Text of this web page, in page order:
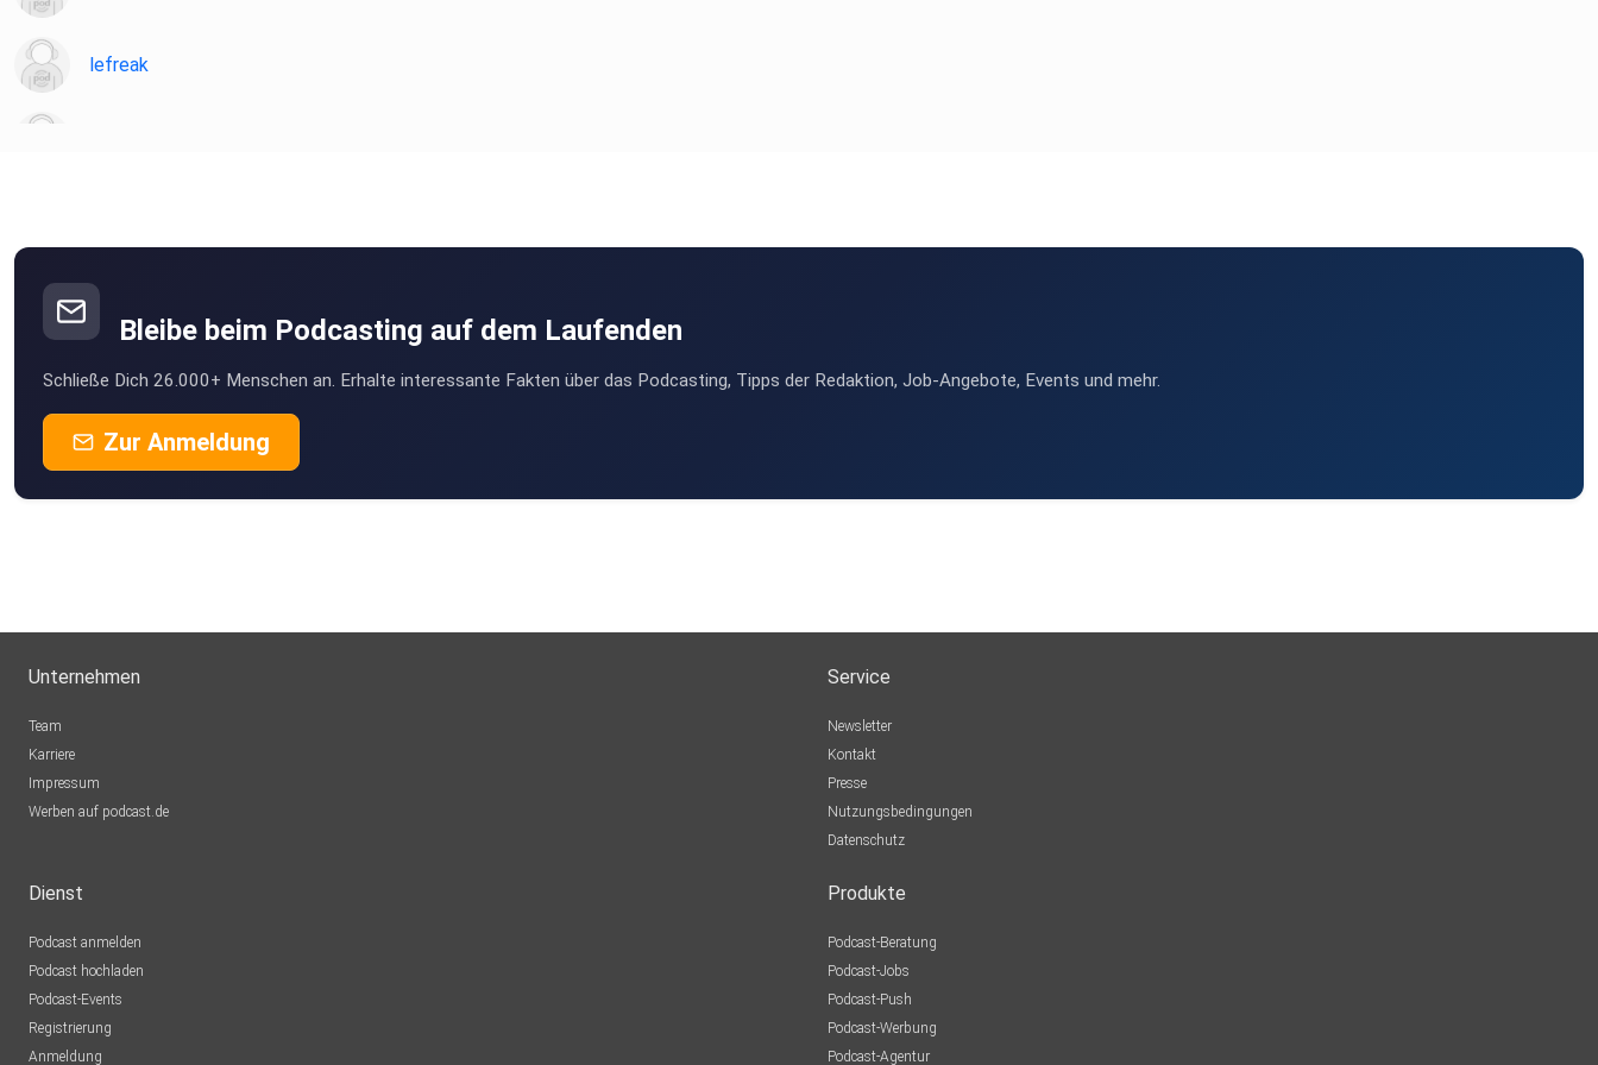
lefreak
be2ekbox
Berlin
StefanieBG
Buddel003
Winterthur
Lausch776
Mecht
Sinzig
mirkolindner
Bleibe beim Podcasting auf dem Laufenden
Schließe Dich 26.000+ Menschen an. Erhalte interessante Fakten über das Podcasting, Tipps der Redaktion, Job-Angebote, Events und mehr.
Zur Anmeldung
Unternehmen
Team
Karriere
Impressum
Werben auf podcast.de
Service
Newsletter
Kontakt
Presse
Nutzungsbedingungen
Datenschutz
Dienst
Podcast anmelden
Podcast hochladen
Podcast-Events
Registrierung
Anmeldung
Produkte
Podcast-Beratung
Podcast-Jobs
Podcast-Push
Podcast-Werbung
Podcast-Agentur